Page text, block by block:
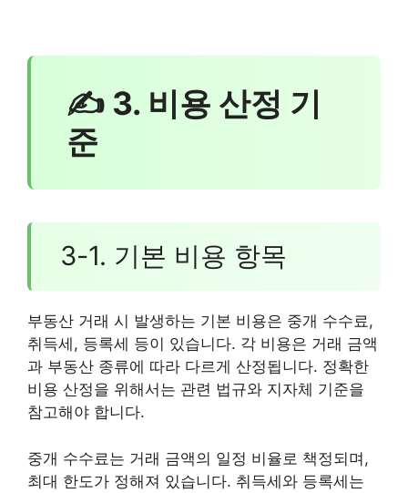
✍ 3. 비용 산정 기
준
3-1. 기본 비용 항목
부동산 거래 시 발생하는 기본 비용은 중개 수수료,
취득세, 등록세 등이 있습니다. 각 비용은 거래 금액
과 부동산 종류에 따라 다르게 산정됩니다. 정확한
비용 산정을 위해서는 관련 법규와 지자체 기준을
참고해야 합니다.
중개 수수료는 거래 금액의 일정 비율로 책정되며,
최대 한도가 정해져 있습니다. 취득세와 등록세는